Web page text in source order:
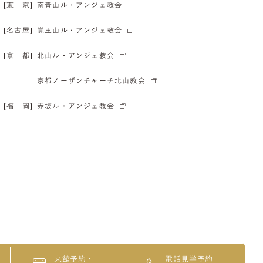
[東 京] 南青山ル・アンジェ教会
[名古屋] 覚王山ル・アンジェ教会
[京 都] 北山ル・アンジェ教会
京都ノーザンチャーチ北山教会
[福 岡] 赤坂ル・アンジェ教会
来館予約・ 電話見学予約